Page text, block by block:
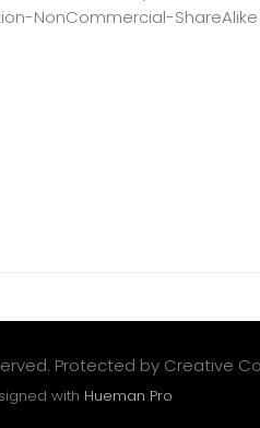
NonCommercial-
Protected by Creative
with Hueman Pro